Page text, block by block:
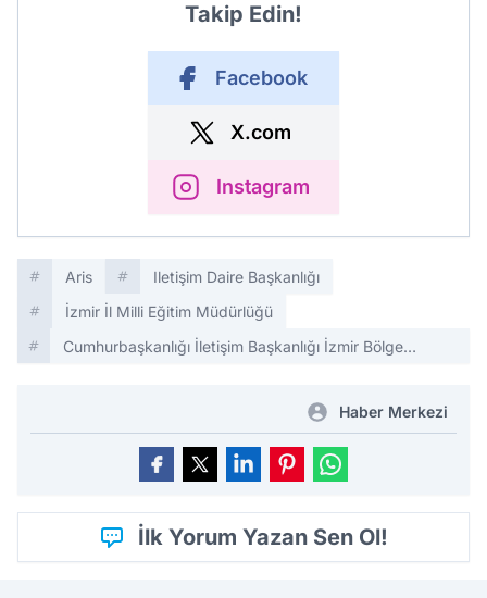
Takip Edin!
Facebook
X.com
Instagram
Aris
Iletişim Daire Başkanlığı
İzmir İl Milli Eğitim Müdürlüğü
Cumhurbaşkanlığı İletişim Başkanlığı İzmir Bölge
Haber Merkezi
İlk Yorum Yazan Sen Ol!